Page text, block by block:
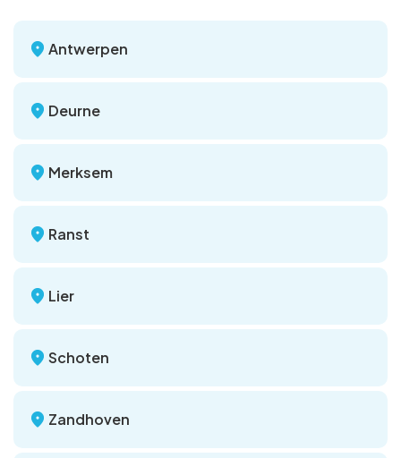
Antwerpen
Deurne
Merksem
Ranst
Lier
Schoten
Zandhoven